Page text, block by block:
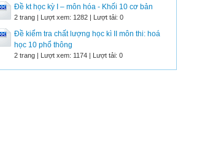
Đề kt học kỳ I – môn hóa - Khối 10 cơ bản
2 trang | Lượt xem: 1282 | Lượt tải: 0
Đề kiểm tra chất lượng học kì II môn thi: hoá
học 10 phổ thông
2 trang | Lượt xem: 1174 | Lượt tải: 0